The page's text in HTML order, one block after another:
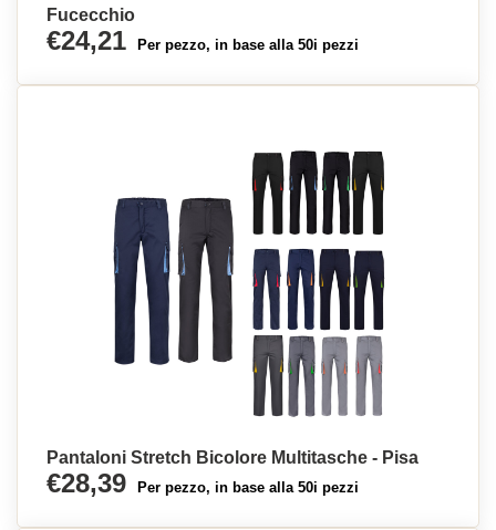
Fucecchio
€24,21 Per pezzo, in base alla 50i pezzi
Pantaloni Stretch Bicolore Multitasche - Pisa
€28,39 Per pezzo, in base alla 50i pezzi